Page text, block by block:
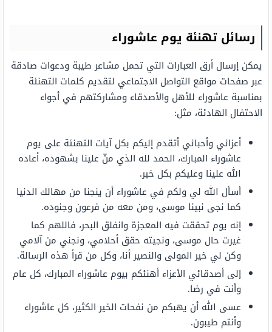
رسائل تهنئة يوم عاشوراء
يمكن إرسال أرق العبارات التي تحمل مشاعر طيبة ودعوات صادقة
عبر صفحات مواقع التواصل الاجتماعي لتقديم كلمات التهنئة
بمناسبة عاشوراء للأهل والأصدقاء ومشاركتهم في أجواء
الاحتفال الهادئة، مثل:
أعزائي وأحبائي أتقدم إليكم بكل آيات التهنئة على يوم
عاشوراء المبارك، الحمد لله الذي منّ علينا بشهوده، أعاده
الله علينا وعليكم بكل خير.
أسأل الله لي ولكم في عاشوراء أن ينجنا من مهالك الدنيا
كما نجى نبينا موسى، ومن معه من فرعون وجنوده.
إنه يوم تحققت فيه المعجزة وانفلق البحر، فاللهم كما
غيرت حال موسى، ونجيته حقق أحلامي، ونجني من آلامي
وكن لي خير المولى والنصير أنا، وكل من قرأ هذه الرسالة.
إلى أصدقائي الأعزاء أهنئكم بيوم عاشوراء المبارك، كل عام
وأنت في رضا.
عسى الله أن يهبكم من نفحات الخير الكثير، كل عاشوراء
وأنتم طيبون.